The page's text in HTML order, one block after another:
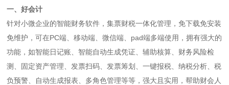
一、好会计
针对小微企业的智能财务软件，集票财税一体化管理，免下载免安装
免维护，可在PC端、移动端、微信端、pad端多端使用，拥有强大的
功能，如智能日记账、智能自动生成凭证、辅助核算、财务风险检
测、固定资产管理、发票扫码、发票筹划、一键报税、纳税分析、税
负预警、自动生成报表、多角色管理等等，强大且实用，帮助财会人